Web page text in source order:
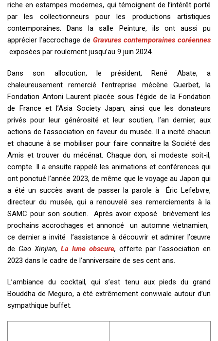
riche en estampes modernes, qui témoignent de l’intérêt porté
par les collectionneurs pour les productions artistiques
contemporaines. Dans la salle Peinture, ils ont aussi pu
apprécier l’accrochage de Gravures contemporaines coréennes
exposées par roulement jusqu’au 9 juin 2024.
Dans son allocution, le président, René Abate, a
chaleureusement remercié l’entreprise mécène Guerbet, la
Fondation Antoni Laurent placée sous l’égide de la Fondation
de France et l’Asia Society Japan, ainsi que les donateurs
privés pour leur générosité et leur soutien, l’an dernier, aux
actions de l’association en faveur du musée. Il a incité chacun
et chacune à se mobiliser pour faire connaître la Société des
Amis et trouver du mécénat. Chaque don, si modeste soit-il,
compte. Il a ensuite rappelé les animations et conférences qui
ont ponctué l’année 2023, de même que le voyage au Japon qui
a été un succès avant de passer la parole à Éric Lefebvre,
directeur du musée, qui a renouvelé ses remerciements à la
SAMC pour son soutien. Après avoir exposé brièvement les
prochains accrochages et annoncé un automne vietnamien,
ce dernier a invité l’assistance à découvrir et admirer l’œuvre
de Gao Xinjian, La lune obscure, offerte par l’association en
2023 dans le cadre de l’anniversaire de ses cent ans.
L’ambiance du cocktail, qui s’est tenu aux pieds du grand
Bouddha de Meguro, a été extrêmement conviviale autour d’un
sympathique buffet.